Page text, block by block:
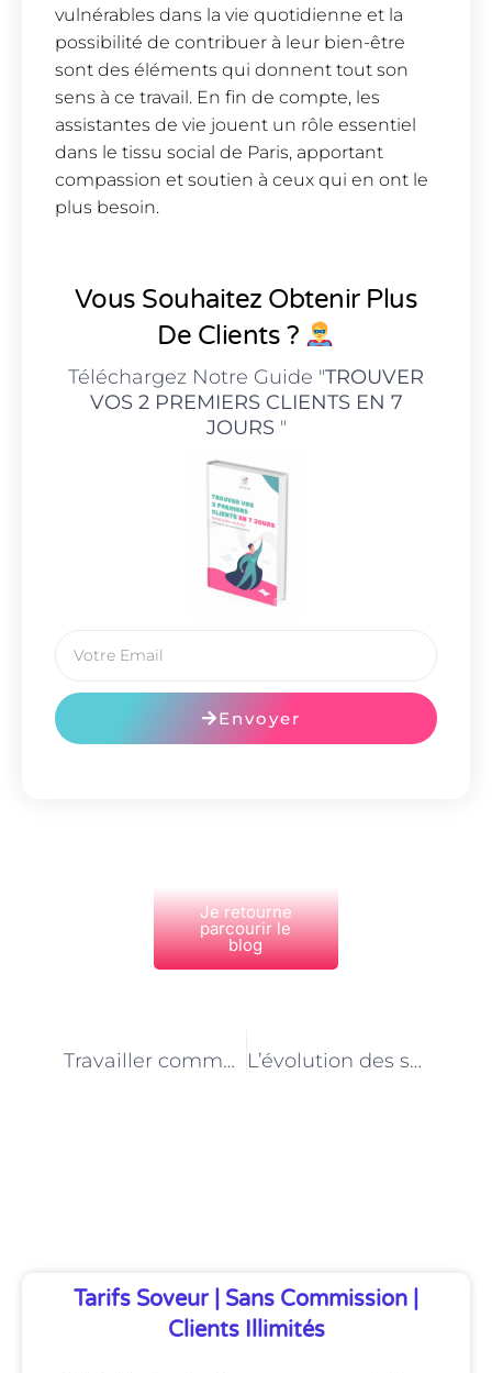
vulnérables dans la vie quotidienne et la
possibilité de contribuer à leur bien-être
sont des éléments qui donnent tout son
sens à ce travail. En fin de compte, les
assistantes de vie jouent un rôle essentiel
dans le tissu social de Paris, apportant
compassion et soutien à ceux qui en ont le
plus besoin.
Vous Souhaitez Obtenir Plus
De Clients ?
Téléchargez Notre Guide "TROUVER
VOS 2 PREMIERS CLIENTS EN 7
JOURS"
Envoyer
Je retourne
parcourir le
blog
Travailler comme Assistante de vie à Paris : Témoignages inspirants L’évolution des soins à domicile à Paris : Le rôle clé des Assistantes de vie
Tarifs Soveur | Sans Commission |
Clients Illimités